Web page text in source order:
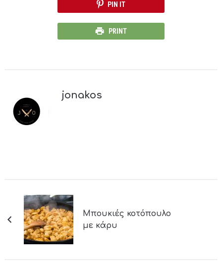
PIN IT
PRINT
jonakos
Μπουκιές κοτόπουλο
με κάρυ